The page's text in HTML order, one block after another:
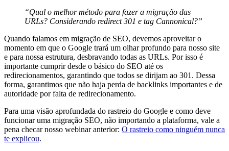
“Qual o melhor método para fazer a migração das
URLs? Considerando redirect 301 e tag Cannonical?”
Quando falamos em migração de SEO, devemos aproveitar o
momento em que o Google trará um olhar profundo para nosso site
e para nossa estrutura, desbravando todas as URLs. Por isso é
importante cumprir desde o básico do SEO até os
redirecionamentos, garantindo que todos se dirijam ao 301. Dessa
forma, garantimos que não haja perda de backlinks importantes e de
autoridade por falta de redirecionamento.
Para uma visão aprofundada do rastreio do Google e como deve
funcionar uma migração SEO, não importando a plataforma, vale a
pena checar nosso webinar anterior: O rastreio como ninguém nunca
te explicou.